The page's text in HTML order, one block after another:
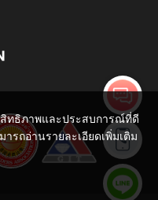
สิทธิภาพและประสบการณ์ที่ดี
รถอ่านรายละเอียดเพิ่มเติม